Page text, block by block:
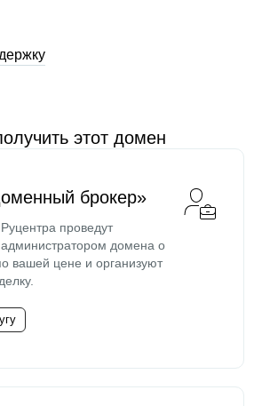
этот домен
брокер»
проведут
домена о
вашей цене и организуют